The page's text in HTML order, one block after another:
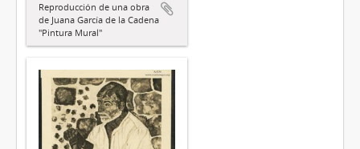
Reproducción de una obra
de Juana García de la Cadena
"Pintura Mural"